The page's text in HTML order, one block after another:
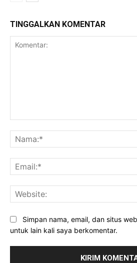
TINGGALKAN KOMENTAR
Simpan nama, email, dan situs
untuk lain kali saya berkomentar.